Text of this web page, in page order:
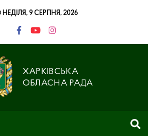
НЕДІЛЯ, 9 СЕРПНЯ, 2026
ХАРКІВСЬКА
ОБЛАСНА РАДА